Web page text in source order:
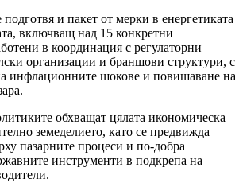
и пакет от мерки в енергетиката
включващ над 15 конкретни
в координация с регулаторни
организации и браншови структури, с
инфлационните шокове и повишаване на
обхващат цялата икономическа
земеделието, като се предвижда
пазарните процеси и по-добра
инструменти в подкрепа на